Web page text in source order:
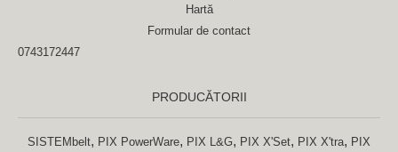
Hartă
Formular de contact
0743172447
PRODUCĂTORII
SISTEMbelt, PIX PowerWare, PIX L&G, PIX X'Set, PIX X'tra, PIX